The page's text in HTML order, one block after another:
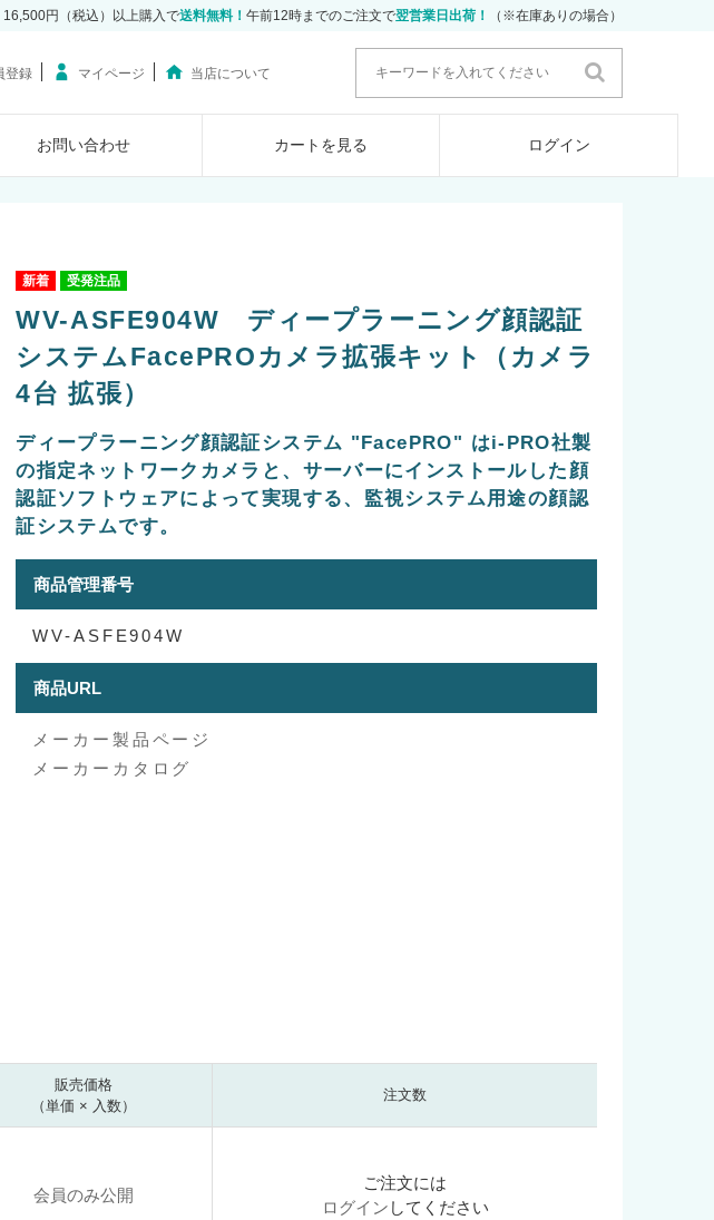
16,500円（税込）以上購入で送料無料！ 午前12時までのご注文で翌営業日出荷！ （※在庫ありの場合）
登録 マイページ 当店について
お問い合わせ カートを見る ログイン
受発注品
WV-ASFE904W ディープラーニング顔認証
システムFacePROカメラ拡張キット（カメラ
4台 拡張）
ディープラーニング顔認証システム "FacePRO" はi-PRO社製
の指定ネットワークカメラと、サーバーにインストールした顔
認証ソフトウェアによって実現する、監視システム用途の顔認
証システムです。
商品管理番号
WV-ASFE904W
商品URL
メーカー製品ページ
メーカーカタログ
販売価格
（単価 × 入数）
注文数
会員のみ公開
ご注文には
ログイン してください